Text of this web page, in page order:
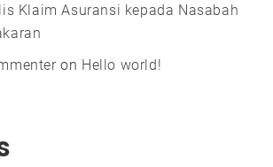
Klaim Asuransi kepada Nasabah
on Hello world!